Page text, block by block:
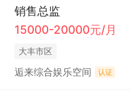
销售总监
15000-20000元/月
大丰市区
逅来综合娱乐空间 认证